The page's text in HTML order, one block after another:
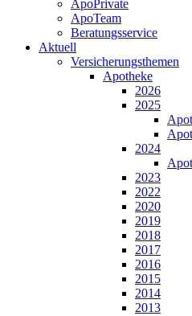
ApoPrivate
ApoTeam
Beratungsservice
Aktuell
Versicherungsthemen
Apotheke
2026
2025
2024
2023
2022
2020
2019
2018
2017
2016
2015
2014
2013